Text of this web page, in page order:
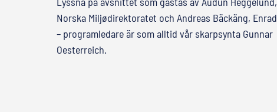
Norska Miljødirektoratet och Andreas Bäckäng, Enrad
– programledare är som alltid vår skarpsynta Gunnar
Oesterreich.